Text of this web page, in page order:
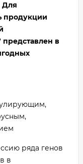
Для
продукции
в
ряда генов
в